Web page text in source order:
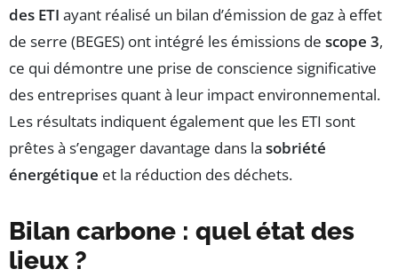
des ETI ayant réalisé un bilan d’émission de gaz à effet
de serre (BEGES) ont intégré les émissions de scope 3,
ce qui démontre une prise de conscience significative
des entreprises quant à leur impact environnemental.
Les résultats indiquent également que les ETI sont
prêtes à s’engager davantage dans la sobriété
énergétique et la réduction des déchets.
Bilan carbone : quel état des
lieux ?